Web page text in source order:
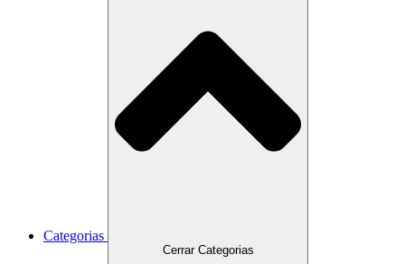
Categorias
Cerrar Categorias